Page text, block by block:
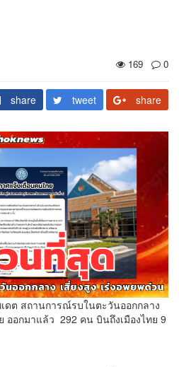
169
0
share tweet share
ดต สถานการณ์รบในตะวันออกกลาง
ออกมาแล้ว 292 คน บินถึงเมืองไทย 9